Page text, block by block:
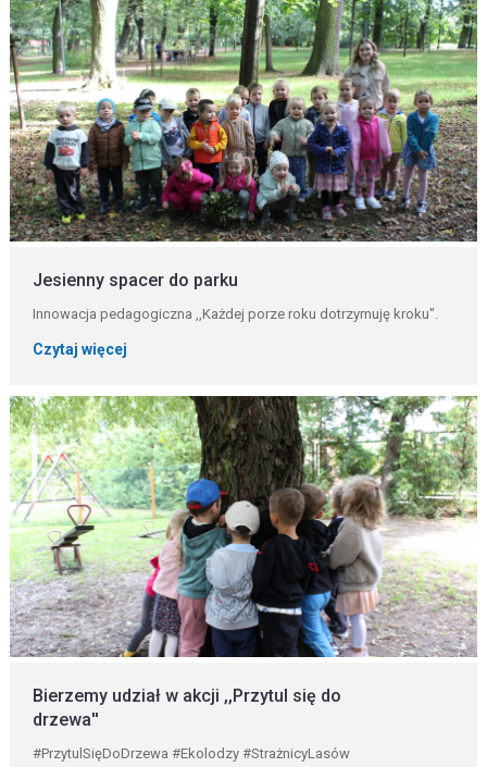
Jesienny spacer do parku
Innowacja pedagogiczna ,,Każdej porze roku dotrzymuję kroku".
Czytaj więcej
Bierzemy udział w akcji ,,Przytul się do
drzewa''
#PrzytulSięDoDrzewa #Ekolodzy #StrażnicyLasów